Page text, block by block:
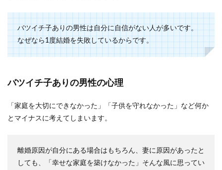
造花ブーケは安いがメリットもたくさ
ん！造花ブーケの選び方
でも安い...
結婚式のケーキにはいろいろな種類があります
バツイチ子ありの男性は自分に自信がない人が多いです。
なぜなら1度結婚を失敗しているからです。
バツイチ子ありの男性の心理
「家庭を大切にできなかった」「子供を守れなかった」など何か
とマイナスに考えてしまいます。
離婚原因が自分にある場合はもちろん、妻に原因があったと
しても、「幸せな家庭を築けなかった」そんな風に思ってい